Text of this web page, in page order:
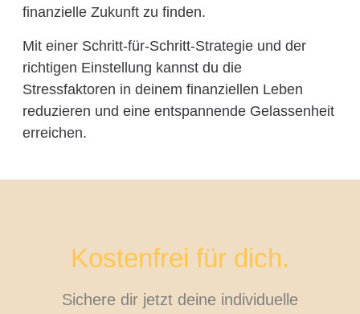
finanzielle Zukunft zu finden.
Mit einer Schritt-für-Schritt-Strategie und der
richtigen Einstellung kannst du die
Stressfaktoren in deinem finanziellen Leben
reduzieren und eine entspannende Gelassenheit
erreichen.
Kostenfrei für dich.
Sichere dir jetzt deine individuelle